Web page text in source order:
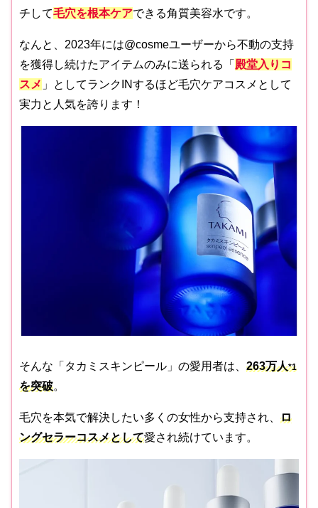
チして毛穴を根本ケアできる角質美容水です。
なんと、2023年には@cosmeユーザーから不動の支持
を獲得し続けたアイテムのみに送られる「 殿堂入りコ
スメ 」としてランクINするほど毛穴ケアコスメとして
実力と人気を誇ります！
そんな「タカミスキンピール」の愛用者は、 263万人*1
を突破。
毛穴を本気で解決したい多くの女性から支持され、 ロ
ングセラーコスメとして愛され続けています。